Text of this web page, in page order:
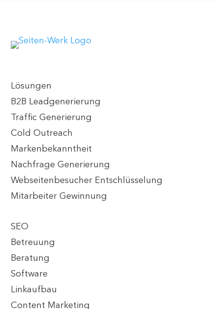
Lösungen
B2B Leadgenerierung
Traffic Generierung
Cold Outreach
Markenbekanntheit
Nachfrage Generierung
Webseitenbesucher Entschlüsselung
Mitarbeiter Gewinnung
SEO
Betreuung
Beratung
Software
Linkaufbau
Content Marketing